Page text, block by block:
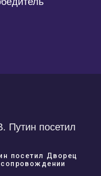
посетил Дворец